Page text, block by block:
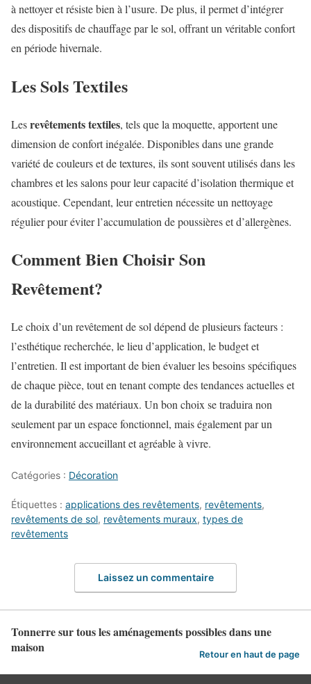
à nettoyer et résiste bien à l’usure. De plus, il permet d’intégrer
des dispositifs de chauffage par le sol, offrant un véritable confort
en période hivernale.
Les Sols Textiles
Lesrevêtements textiles, tels que la moquette, apportent une
dimension de confort inégalée. Disponibles dans une grande
variété de couleurs et de textures, ils sont souvent utilisés dans les
chambres et les salons pour leur capacité d’isolation thermique et
acoustique. Cependant, leur entretien nécessite un nettoyage
régulier pour éviter l’accumulation de poussières et d’allergènes.
Comment Bien Choisir Son
Revêtement?
Le choix d’un revêtement de sol dépend de plusieurs facteurs :
l’esthétique recherchée, le lieu d’application, le budget et
l’entretien. Il est important de bien évaluer les besoins spécifiques
de chaque pièce, tout en tenant compte des tendances actuelles et
de la durabilité des matériaux. Un bon choix se traduira non
seulement par un espace fonctionnel, mais également par un
environnement accueillant et agréable à vivre.
Catégories : Décoration
Étiquettes : applications des revêtements, revêtements,
revêtements de sol, revêtements muraux, types de
revêtements
Laissez un commentaire
Tonnerre sur tous les aménagements possibles dans une
maison
Retour en haut de page